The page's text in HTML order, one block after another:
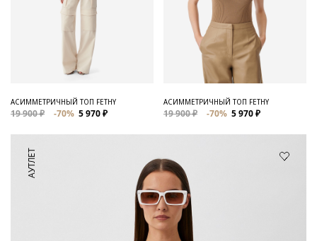
АСИММЕТРИЧНЫЙ ТОП FETHY
19 900 ₽ -70% 5 970 ₽
АСИММЕТРИЧНЫЙ ТОП FETHY
19 900 ₽ -70% 5 970 ₽
АУТЛЕТ